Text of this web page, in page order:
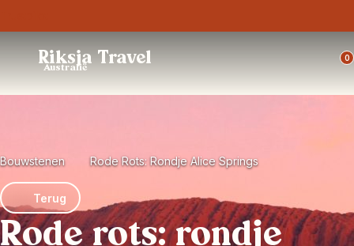
Riksja Travel
Australië
0
Bouwstenen Rode Rots: Rondje Alice Springs
Terug
Rode rots: rondje